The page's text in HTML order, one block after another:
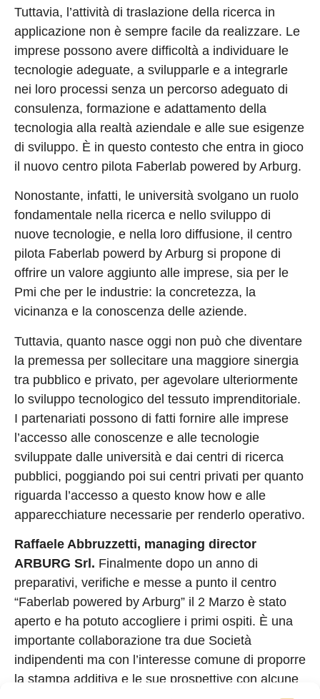
Tuttavia, l’attività di traslazione della ricerca in
applicazione non è sempre facile da realizzare. Le
imprese possono avere difficoltà a individuare le
tecnologie adeguate, a svilupparle e a integrarle
nei loro processi senza un percorso adeguato di
consulenza, formazione e adattamento della
tecnologia alla realtà aziendale e alle sue esigenze
di sviluppo. È in questo contesto che entra in gioco
il nuovo centro pilota Faberlab powered by Arburg.
Nonostante, infatti, le università svolgano un ruolo
fondamentale nella ricerca e nello sviluppo di
nuove tecnologie, e nella loro diffusione, il centro
pilota Faberlab powerd by Arburg si propone di
offrire un valore aggiunto alle imprese, sia per le
Pmi che per le industrie: la concretezza, la
vicinanza e la conoscenza delle aziende.
Tuttavia, quanto nasce oggi non può che diventare
la premessa per sollecitare una maggiore sinergia
tra pubblico e privato, per agevolare ulteriormente
lo sviluppo tecnologico del tessuto imprenditoriale.
I partenariati possono di fatti fornire alle imprese
l’accesso alle conoscenze e alle tecnologie
sviluppate dalle università e dai centri di ricerca
pubblici, poggiando poi sui centri privati per quanto
riguarda l’accesso a questo know how e alle
apparecchiature necessarie per renderlo operativo.
Raffaele Abbruzzetti, managing director
ARBURG Srl. Finalmente dopo un anno di
preparativi, verifiche e messe a punto il centro
“Faberlab powered by Arburg” il 2 Marzo è stato
aperto e ha potuto accogliere i primi ospiti. È una
importante collaborazione tra due Società
indipendenti ma con l’interesse comune di proporre
la stampa additiva e le sue prospettive con alcune